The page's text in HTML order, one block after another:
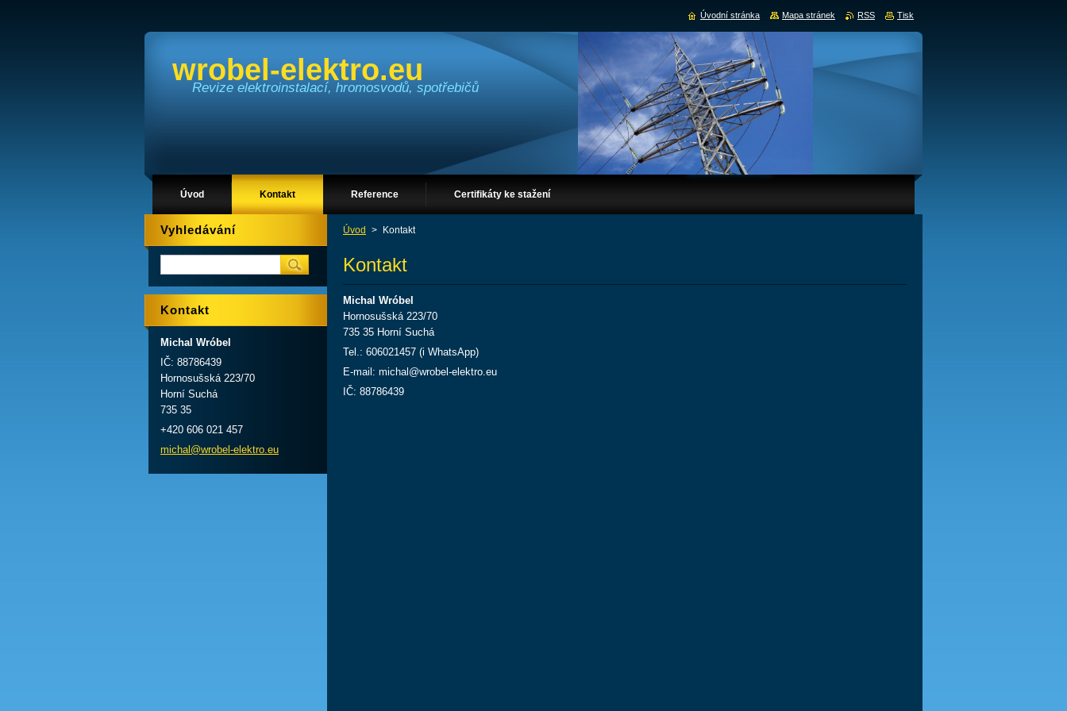
wrobel-elektro.eu
Revize elektroinstalací, hromosvodů, spotřebičů
Úvod Kontakt Reference Certifikáty ke stažení
Úvod > Kontakt
Kontakt
Michal Wróbel
Hornosušská 223/70
735 35 Horní Suchá
Tel.: 606021457 (i WhatsApp)
E-mail: michal@wrobel-elektro.eu
IČ: 88786439
Vyhledávání
Kontakt
Michal Wróbel
IČ: 88786439
Hornosušská 223/70
Horní Suchá
735 35
+420 606 021 457
michal@wrobel-el ektro.eu
Úvodní stránka Mapa stránek RSS Tisk